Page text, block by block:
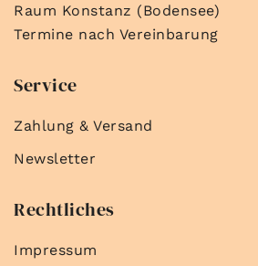
Raum Konstanz (Bodensee)
Termine nach Vereinbarung
Service
Zahlung & Versand
Newsletter
Rechtliches
Impressum